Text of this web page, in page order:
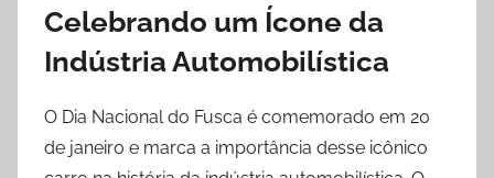
Celebrando um Ícone da
Indústria Automobilística
O Dia Nacional do Fusca é comemorado em 20
de janeiro e marca a importância desse icônico